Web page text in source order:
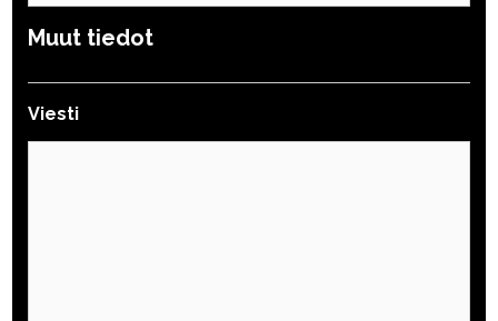
Muut tiedot
Viesti